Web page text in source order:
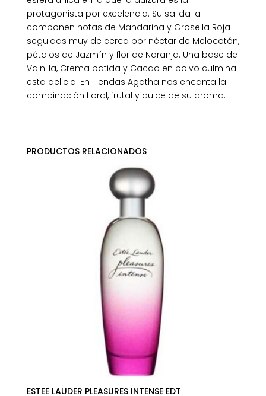
protagonista por excelencia. Su salida la
componen notas de Mandarina y Grosella Roja
seguidas muy de cerca por néctar de Melocotón,
pétalos de Jazmín y flor de Naranja. Una base de
Vainilla, Crema batida y Cacao en polvo culmina
esta delicia. En Tiendas Agatha nos encanta la
combinación floral, frutal y dulce de su aroma.
PRODUCTOS RELACIONADOS
ESTEE LAUDER PLEASURES INTENSE EDT